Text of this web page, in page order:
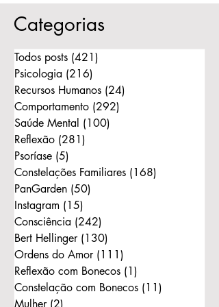
Categorias
Todos posts (421)
Psicologia (216)
Recursos Humanos (24)
Comportamento (292)
Saúde Mental (100)
Reflexão (281)
Psoríase (5)
Constelações Familiares (168)
PanGarden (50)
Instagram (15)
Consciência (242)
Bert Hellinger (130)
Ordens do Amor (111)
Reflexão com Bonecos (1)
Constelação com Bonecos (11)
Mulher (2)